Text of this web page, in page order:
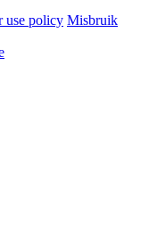
use policy Misbruik